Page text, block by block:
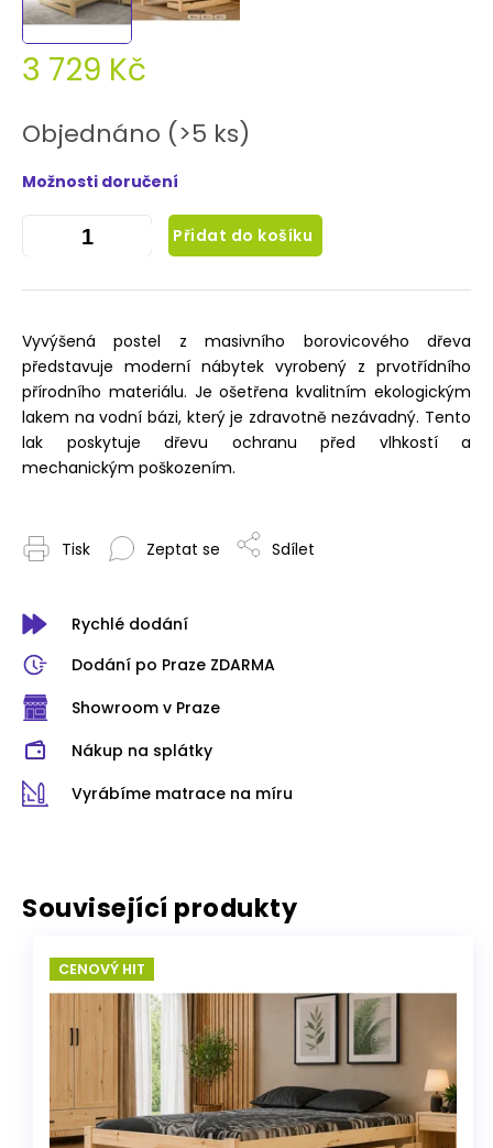
3 729 Kč
cena:
Objednáno (>5 ks)
Možnosti doručení
Přidat do košíku
Vyvýšená postel z masivního borovicového dřeva
představuje moderní nábytek vyrobený z prvotřídního
přírodního materiálu. Je ošetřena kvalitním ekologickým
lakem na vodní bázi, který je zdravotně nezávadný. Tento
lak poskytuje dřevu ochranu před vlhkostí a
mechanickým poškozením.
Tisk Zeptat se Sdílet
Rychlé dodání
Dodání po Praze ZDARMA
Showroom v Praze
Nákup na splátky
Vyrábíme matrace na míru
Související produkty
CENOVÝ HIT